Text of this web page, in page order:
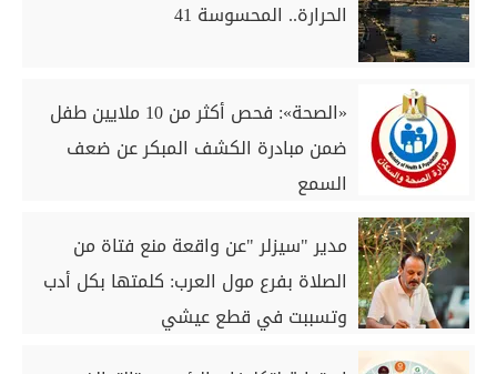
الحرارة.. المحسوسة 41
«الصحة»: فحص أكثر من 10 ملايين طفل
ضمن مبادرة الكشف المبكر عن ضعف
السمع
مدير "سيزلر "عن واقعة منع فتاة من
الصلاة بفرع مول العرب: كلمتها بكل أدب
وتسببت في قطع عيشي